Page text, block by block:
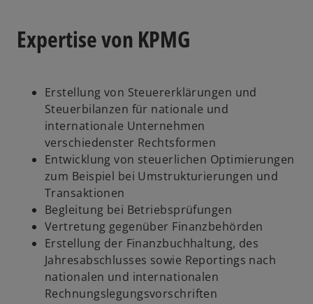
g
t
e
r
k
a
r
e
g
e
ö
f
f
e
i
e
r
n
e
u
e
n
e
g
i
s
t
Expertise von KPMG
Erstellung von Steuererklärungen und
Steuerbilanzen für nationale und
internationale Unternehmen
verschiedenster Rechtsformen
Entwicklung von steuerlichen Optimierungen
zum Beispiel bei Umstrukturierungen und
Transaktionen
Begleitung bei Betriebsprüfungen
Vertretung gegenüber Finanzbehörden
Erstellung der Finanzbuchhaltung, des
Jahresabschlusses sowie Reportings nach
nationalen und internationalen
Rechnungslegungsvorschriften